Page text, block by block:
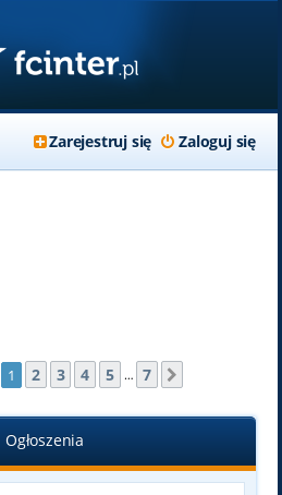
Zaloguj się
Zarejestruj się
Strona z
1 2 3 4 5 … 7
Ogłoszenia